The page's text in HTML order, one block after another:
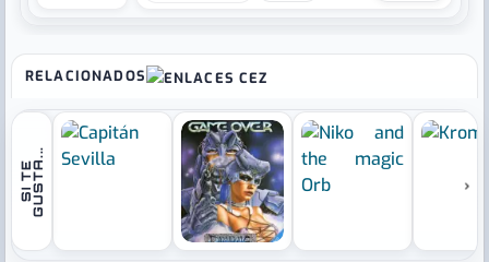
RELACIONADOS
S
I
T
E
G
U
S
T
A
.
.. ›